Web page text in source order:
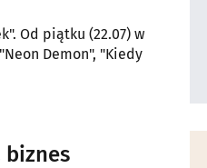
Od piątku (22.07) w
Demon", "Kiedy
biznes